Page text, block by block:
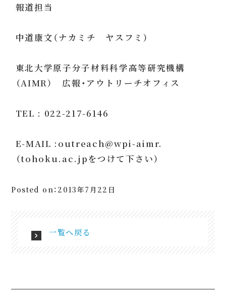
報道担当
中道康文（ナカミチ ヤスフミ）
東北大学原子分子材料科学高等研究機構
（AIMR） 広報・アウトリーチオフィス
TEL : 022-217-6146
E-MAIL :outreach@wpi-aimr.
（tohoku.ac.jpをつけて下さい）
Posted on：2013年7月22日
一覧へ戻る